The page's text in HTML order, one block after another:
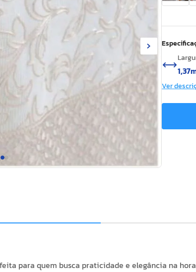
Ver
para quem busca praticidade e elegância na